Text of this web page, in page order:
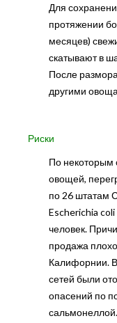
Для
протяжении
месяцев)
скатывают в
После
другими
Риски
По некоторым
овощей,
по 26 штатам
Escherichia
человек.
продажа
Калифорнии. В
сетей были
опасений по
сальмонеллой.